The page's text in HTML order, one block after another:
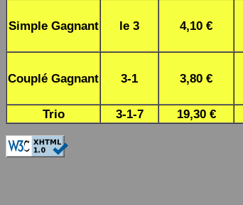
Simple Gagnant le 3 4,10 €
Couplé Gagnant 3-1 3,80 €
Trio
3-1-7 19,30 €